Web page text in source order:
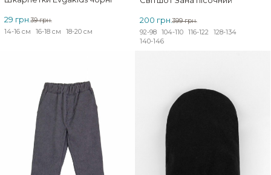
39 грн.
29 грн.
14-16 см 16-18 см 18-20 см
399 грн.
200 грн.
92-98 104-110 116-122
128-134
140-146